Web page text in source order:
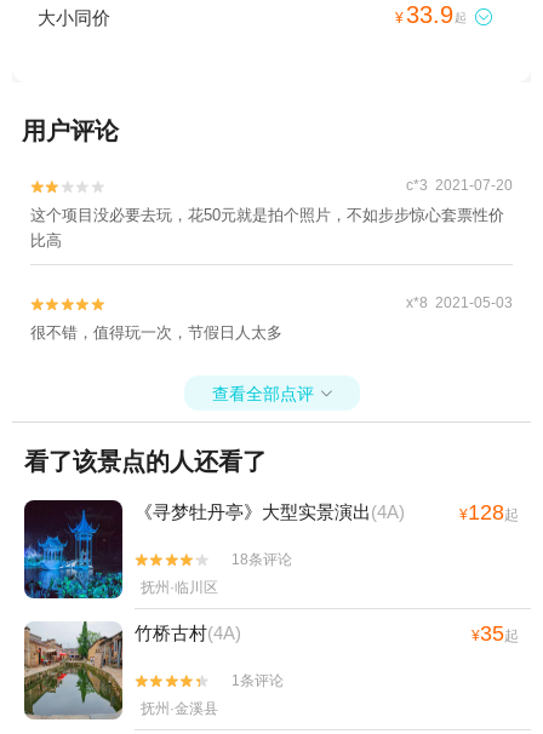
大小同价 ¥33.9起 
用户评论

 c*3 2021-07-20
这个项目没必要去玩，花50元就是拍个照片，不如步步惊心套票性价
比高

 x*8 2021-05-03
很不错，值得玩一次，节假日人太多
查看全部点评 
看了该景点的人还看了
《寻梦牡丹亭》大型实景演出(4A) ¥128起


18条评论
抚州·临川区
竹桥古村(4A) ¥35起


1条评论
抚州·金溪县